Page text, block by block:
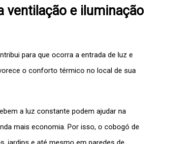
ventilação e iluminação
para que ocorra a entrada de luz e
o conforto térmico no local de sua
a luz constante podem ajudar na
mais economia. Por isso, ocobogó de